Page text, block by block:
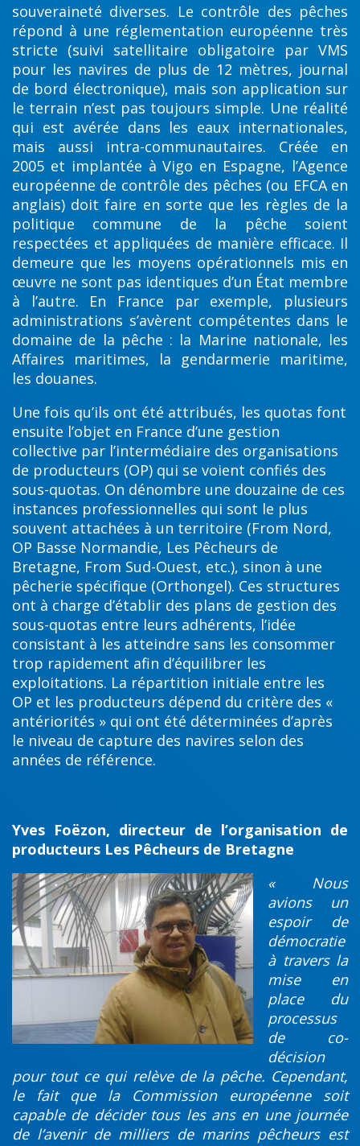
souveraineté diverses. Le contrôle des pêches
répond à une réglementation européenne très
stricte (suivi satellitaire obligatoire par VMS
pour les navires de plus de 12 mètres, journal
de bord électronique), mais son application sur
le terrain n’est pas toujours simple. Une réalité
qui est avérée dans les eaux internationales,
mais aussi intra-communautaires. Créée en
2005 et implantée à Vigo en Espagne, l’Agence
européenne de contrôle des pêches (ou EFCA en
anglais) doit faire en sorte que les règles de la
politique commune de la pêche soient
respectées et appliquées de manière efficace. Il
demeure que les moyens opérationnels mis en
œuvre ne sont pas identiques d’un État membre
à l’autre. En France par exemple, plusieurs
administrations s’avèrent compétentes dans le
domaine de la pêche : la Marine nationale, les
Affaires maritimes, la gendarmerie maritime,
les douanes.
Une fois qu’ils ont été attribués, les quotas font
ensuite l’objet en France d’une gestion
collective par l’intermédiaire des organisations
de producteurs (OP) qui se voient confiés des
sous-quotas. On dénombre une douzaine de ces
instances professionnelles qui sont le plus
souvent attachées à un territoire (From Nord,
OP Basse Normandie, Les Pêcheurs de
Bretagne, From Sud-Ouest, etc.), sinon à une
pêcherie spécifique (Orthongel). Ces structures
ont à charge d’établir des plans de gestion des
sous-quotas entre leurs adhérents, l’idée
consistant à les atteindre sans les consommer
trop rapidement afin d’équilibrer les
exploitations. La répartition initiale entre les
OP et les producteurs dépend du critère des «
antériorités » qui ont été déterminées d’après
le niveau de capture des navires selon des
années de référence.
Yves Foëzon, directeur de l’organisation de
producteurs Les Pêcheurs de Bretagne
« Nous
avions un
espoir de
démocratie
à travers la
mise en
place du
processus
de co-
décision
pour tout ce qui relève de la pêche. Cependant,
le fait que la Commission européenne soit
capable de décider tous les ans en une journée
de l’avenir de milliers de marins pêcheurs est